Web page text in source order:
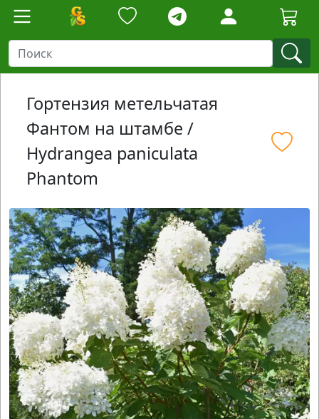
Гортензия метельчатая
Фантом на штамбе /
Hydrangea paniculata
Phantom